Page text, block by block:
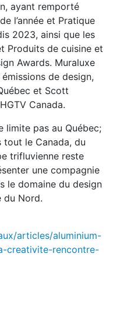
ayant remporté
l’année et Pratique
2023, ainsi que les
Produits de cuisine et
Awards. Muraluxe
de design,
et Scott
Canada.
limite pas au Québec;
le Canada, du
trifluvienne reste
une compagnie
le domaine du design
du Nord.
articles/aluminium-
creativite-rencontre-